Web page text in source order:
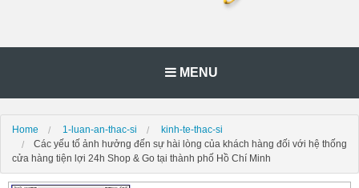
MENU
Home 1-luan-an-thac-si
kinh-te-thac-si
Các yếu tố ảnh hưởng đến sự hài lòng của khách hàng đối với hệ thống
cửa hàng tiện lợi 24h Shop & Go tại thành phố Hồ Chí Minh